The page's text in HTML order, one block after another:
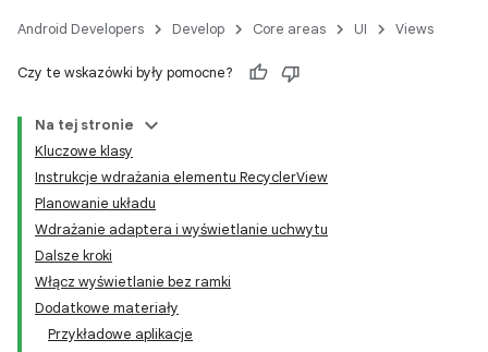
Android Developers Develop Core areas UI Views
Czy te wskazówki były pomocne?
Na tej stronie
Kluczowe klasy
Instrukcje wdrażania elementu RecyclerView
Planowanie układu
Wdrażanie adaptera i wyświetlanie uchwytu
Dalsze kroki
Włącz wyświetlanie bez ramki
Dodatkowe materiały
Przykładowe aplikacje